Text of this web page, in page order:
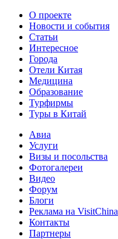
О проекте
Новости и события
Статьи
Интересное
Города
Отели Китая
Медицина
Образование
Турфирмы
Туры в Китай
Авиа
Услуги
Визы и посольства
Фотогалереи
Видео
Форум
Блоги
Реклама на VisitChina
Контакты
Партнеры